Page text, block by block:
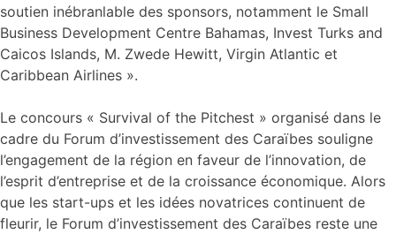
soutien inébranlable des sponsors, notamment le Small
Business Development Centre Bahamas, Invest Turks and
Caicos Islands, M. Zwede Hewitt, Virgin Atlantic et
Caribbean Airlines ».
Le concours « Survival of the Pitchest » organisé dans le
cadre du Forum d’investissement des Caraïbes souligne
l’engagement de la région en faveur de l’innovation, de
l’esprit d’entreprise et de la croissance économique. Alors
que les start-ups et les idées novatrices continuent de
fleurir, le Forum d’investissement des Caraïbes reste une